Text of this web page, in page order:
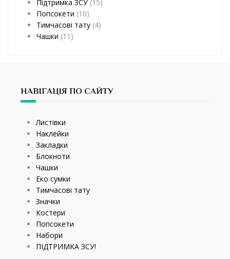
Підтримка ЗСУ (15)
Попсокети (10)
Тимчасові тату (4)
Чашки (11)
НАВІГАЦІЯ ПО САЙТУ
Листівки
Наклейки
Закладки
Блокноти
Чашки
Еко сумки
Тимчасові тату
Значки
Костери
Попсокети
Набори
ПІДТРИМКА ЗСУ!